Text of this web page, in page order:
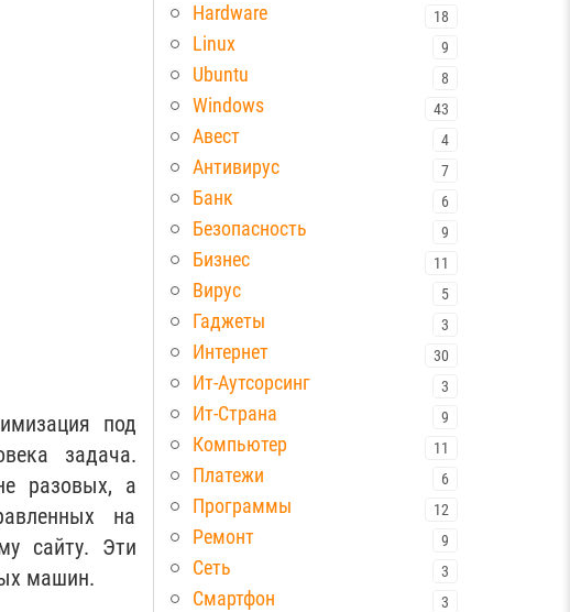
под
задача.
разовых, а
на
сайту. Эти
машин.
Hardware 18
Linux 9
Ubuntu 8
Windows 43
Авест 4
Антивирус 7
Банк 6
Безопасность 9
Бизнес 11
Вирус 5
Гаджеты 3
Интернет 30
Ит-Аутсорсинг 3
Ит-Страна 9
Компьютер 11
Платежи 6
Программы 12
Ремонт 9
Сеть 3
Смартфон 3